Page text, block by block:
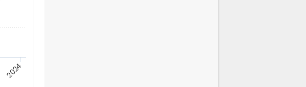
2024